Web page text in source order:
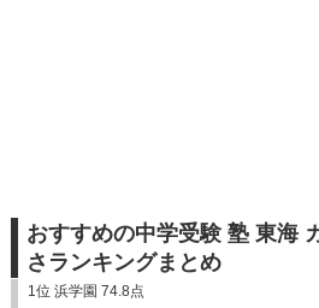
おすすめの中学受験 塾 東海
さランキングまとめ
1位 浜学園 74.8点